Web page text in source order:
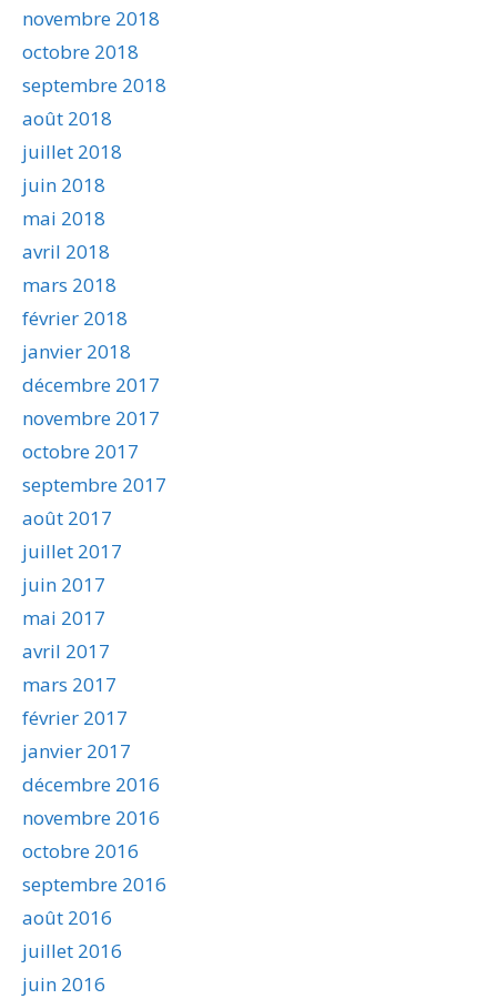
novembre 2018
octobre 2018
septembre 2018
août 2018
juillet 2018
juin 2018
mai 2018
avril 2018
mars 2018
février 2018
janvier 2018
décembre 2017
novembre 2017
octobre 2017
septembre 2017
août 2017
juillet 2017
juin 2017
mai 2017
avril 2017
mars 2017
février 2017
janvier 2017
décembre 2016
novembre 2016
octobre 2016
septembre 2016
août 2016
juillet 2016
juin 2016